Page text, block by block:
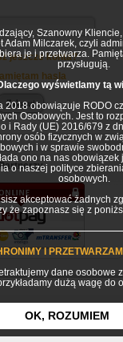
Szanowny
Adam Milczarek, czyli
je i przetwarza.
przysługują.
wyświetlamy tą
2018 obowiązuje RODO
Osobowych. Jest to
i Rady (UE) 2016/679 z
osób fizycznych w
i w sprawie
ono na nas obowiązek
o naszej polityce
osobowych.
akceptować żadnych
że zapoznasz się z
I
dane osobowe
dużą wagę do
gromadzimy i
(AdvancedNet Adam
Administratorem danych
OK, ROZUMIEM
jeszcze konta?
hasla